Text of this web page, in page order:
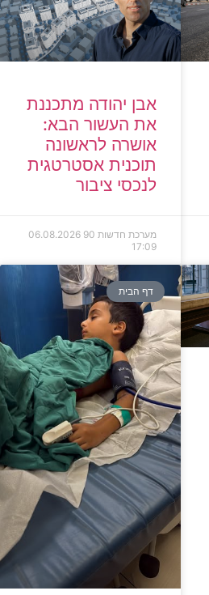
אבן יהודה מתכננת
את העשור הבא:
אושרה לראשונה
תוכנית אסטרטגית
לנכסי ציבור
מערכת חדשות 90
06.08.2026
17:09
דף הבית